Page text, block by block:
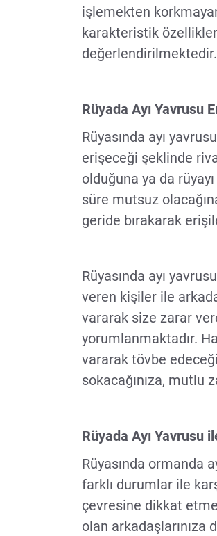
işlemekten
karakteristik
değerlendirilmektedir.
Rüyada Ayı Yavrusu
Rüyasında ayı
erişeceği şeklinde
olduğuna ya da
süre mutsuz
geride bırakarak
Rüyasında ayı
veren kişiler ile
vararak size zarar
yorumlanmaktadır.
vararak tövbe
sokacağınıza, mutlu
Rüyada Ayı Yavrusu
Rüyasında ormanda
farklı durumlar ile
çevresine dikkat
olan